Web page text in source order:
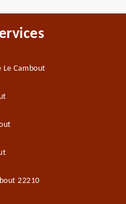
Cambout
22210